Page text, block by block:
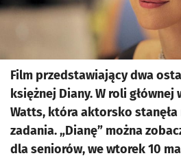
Film przedstawiający dwa
księżnej Diany. W roli głównej
Watts, która aktorsko
zadania. „Dianę” można
dla seniorów, we wtorek 10